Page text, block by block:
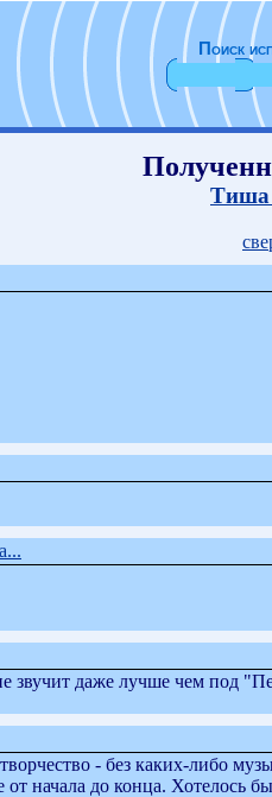
Поиск
звучит даже лучше чем под
- без каких-либо
от начала до конца. Хотелось